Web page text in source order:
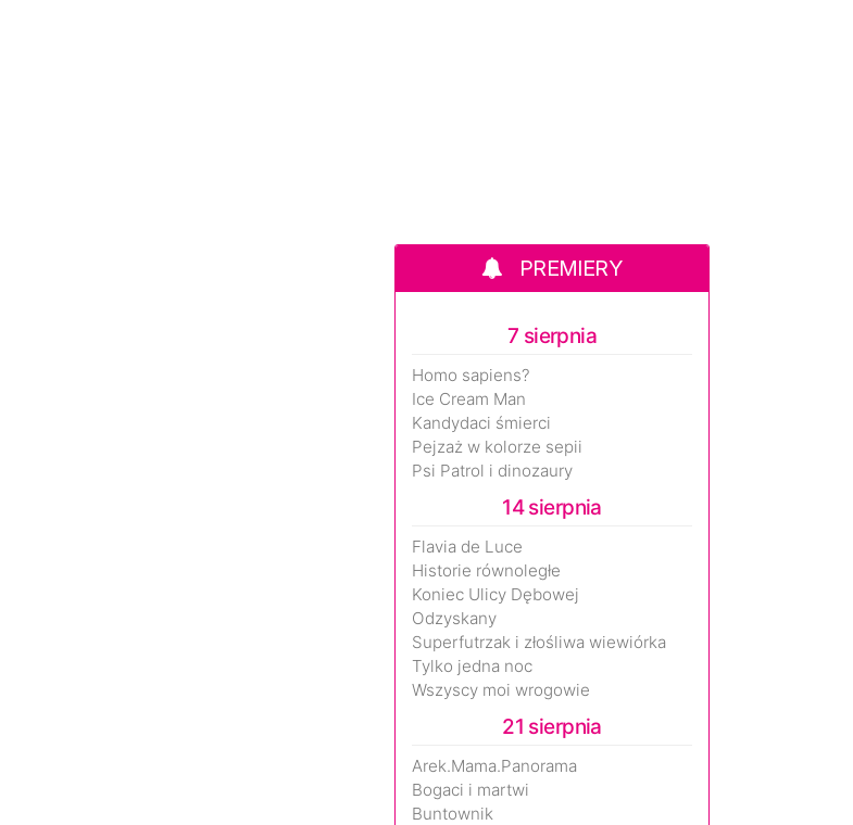
PREMIERY
7 sierpnia
Homo sapiens?
Ice Cream Man
Kandydaci śmierci
Pejzaż w kolorze sepii
Psi Patrol i dinozaury
14 sierpnia
Flavia de Luce
Historie równoległe
Koniec Ulicy Dębowej
Odzyskany
Superfutrzak i złośliwa wiewiórka
Tylko jedna noc
Wszyscy moi wrogowie
21 sierpnia
Arek.Mama.Panorama
Bogaci i martwi
Buntownik